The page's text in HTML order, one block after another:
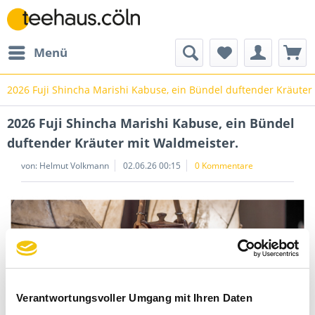
Verantwortungsvoller Umgang mit Ihren Daten
Menü
2026 Fuji Shincha Marishi Kabuse, ein Bündel duftender
2026 Fuji Shincha Marishi Kabuse, ein Bündel
duftender Kräuter mit Waldmeister.
von: Helmut Volkmann 02.06.26 00:15 0 Kommentare
Dieser frühe neue Tee wurde im April am Fuß des Fuji in der